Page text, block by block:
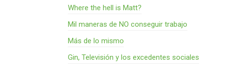
Where the hell is Matt?
Mil maneras de NO conseguir trabajo
Más de lo mismo
Gin, Televisión y los excedentes sociales